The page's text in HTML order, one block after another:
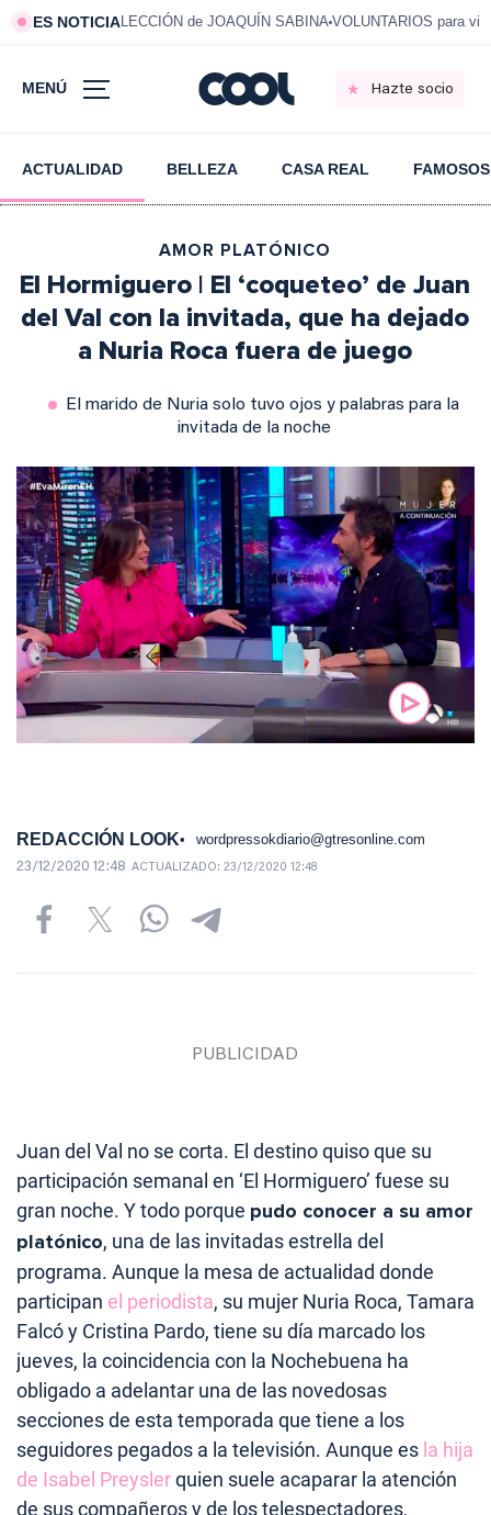
ES NOTICIALECCIÓN de JOAQUÍN SABINA VOLUNTARIOS para
MENÚ Hazte socio
ACTUALIDAD BELLEZA CASA REAL FAMOSOS
AMOR PLATÓNICO
El Hormiguero | El ‘coqueteo’ de Juan
del Val con la invitada, que ha dejado
a Nuria Roca fuera de juego
El marido de Nuria solo tuvo ojos y palabras para la
invitada de la noche
REDACCIÓN LOOK wordpressokdiario@gtresonline.com
23/12/2020 12:48 ACTUALIZADO: 23/12/2020 12:48
Juan del Val no se corta. El destino quiso que su
participación semanal en ‘El Hormiguero’ fuese su
gran noche. Y todo porque pudo conocer a su amor
platónico, una de las invitadas estrella del
programa. Aunque la mesa de actualidad donde
participan el periodista, su mujer Nuria Roca, Tamara
Falcó y Cristina Pardo, tiene su día marcado los
jueves, la coincidencia con la Nochebuena ha
obligado a adelantar una de las novedosas
secciones de esta temporada que tiene a los
seguidores pegados a la televisión. Aunque es la hija
de Isabel Preyslerquien suele acaparar la atención
de sus compañeros y de los telespectadores,